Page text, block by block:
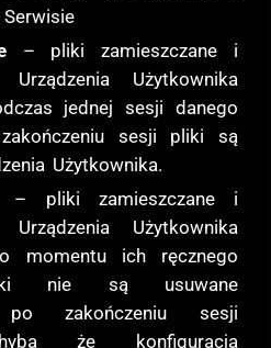
– pliki zamieszczane i
Użytkownika
jednej sesji danego
sesji pliki są
Użytkownika.
– pliki zamieszczane i
Użytkownika
momentu ich ręcznego
nie są usuwane
po zakończeniu sesji
że konfiguracja